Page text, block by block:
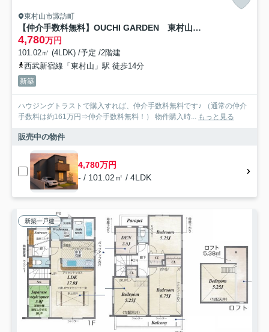
東村山市諏訪町
【仲介手数料無料】OUCHI GARDEN 東村山市諏訪町 全1棟
4,780万円
101.02㎡ (4LDK) /予定 /2階建
西武新宿線「東村山」駅 徒歩14分
新築
ハウジングトラストで購入すれば、仲介手数料無料です♪ （通常の仲介
手数料は約161万円⇒仲介手数料無料！） 物件購入時... もっと見る
販売中の物件
4,780万円
- / 101.02㎡ / 4LDK
新築一戸建